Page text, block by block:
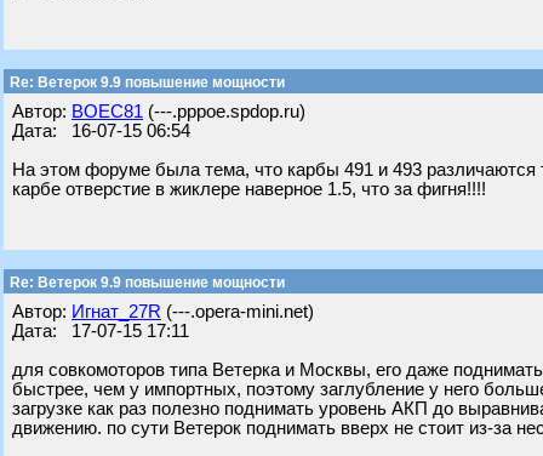
Re: Ветерок 9.9 повышение мощности
Автор: BOEC81 (---.pppoe.spdop.ru)
Дата: 16-07-15 06:54
На этом форуме была тема, что карбы 491 и 493
карбе отверстие в жиклере наверное 1.5, что за фигня!!!!
Re: Ветерок 9.9 повышение мощности
Автор: Игнат_27R (---.opera-mini.net)
Дата: 17-07-15 17:11
для совкомоторов типа Ветерка и Москвы, его даже
быстрее, чем у импортных, поэтому заглубление у него
загрузке как раз полезно поднимать уровень АКП до
движению. по сути Ветерок поднимать вверх не стоит из-за